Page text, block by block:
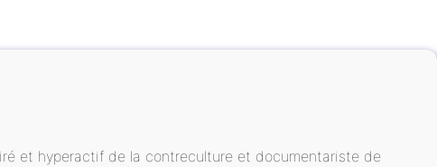
et hyperactif de la contreculture et documentariste de